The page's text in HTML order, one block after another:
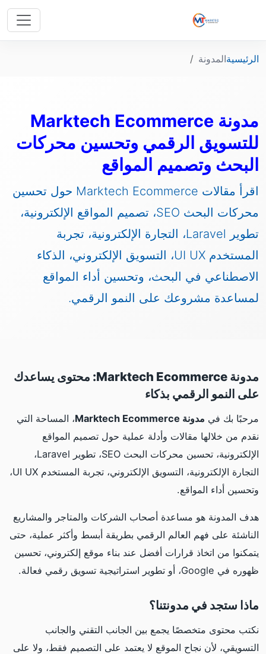
الرئيسيةالمدونة
مدونة Marktech Ecommerce
للتسويق الرقمي وتحسين محركات
البحث وتصميم المواقع
اقرأ مقالات Marktech Ecommerce حول تحسين
محركات البحث SEO، تصميم المواقع الإلكترونية،
تطوير Laravel، التجارة الإلكترونية، تجربة
المستخدم UI UX، التسويق الإلكتروني، الذكاء
الاصطناعي في البحث، وتحسين أداء المواقع
لمساعدة مشروعك على النمو الرقمي.
مدونة Marktech Ecommerce: محتوى يساعدك
على النمو الرقمي بذكاء
مرحبًا بك في مدونة Marktech Ecommerce
، المساحة التي
نقدم من خلالها مقالات وأدلة عملية حول تصميم المواقع
الإلكترونية، تحسين محركات البحث SEO، تطوير Laravel،
التجارة الإلكترونية، التسويق الإلكتروني، تجربة المستخدم UI UX،
وتحسين أداء المواقع.
هدف المدونة هو مساعدة أصحاب الشركات والمتاجر والمشاريع
الناشئة على فهم العالم الرقمي بطريقة أبسط وأكثر عملية، حتى
يتمكنوا من اتخاذ قرارات أفضل عند بناء موقع إلكتروني، تحسين
ظهوره في Google، أو تطوير استراتيجية تسويق رقمي فعالة.
ماذا ستجد في مدونتنا؟
نكتب محتوى متخصصًا يجمع بين الجانب التقني والجانب
التسويقي، لأن نجاح الموقع لا يعتمد على التصميم فقط، ولا على